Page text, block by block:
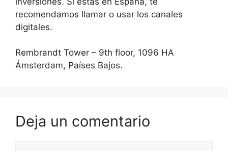
recomendamos llamar o usar los canales
digitales.
Rembrandt Tower – 9th floor, 1096 HA
Ámsterdam, Países Bajos.
Deja un comentario